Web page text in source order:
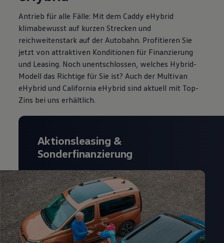
Antrieb für alle Fälle: Mit dem Caddy eHybrid
klimabewusst auf kurzen Strecken und
reichweitenstark auf der Autobahn. Profitieren Sie
jetzt von attraktiven Konditionen für Finanzierung
und Leasing. Noch unentschlossen, welches Hybrid-
Modell das Richtige für Sie ist? Auch der Multivan
eHybrid und California eHybrid sind aktuell mit Top-
Zins bei uns erhältlich.
Aktionsleasing &
Sonderfinanzierung